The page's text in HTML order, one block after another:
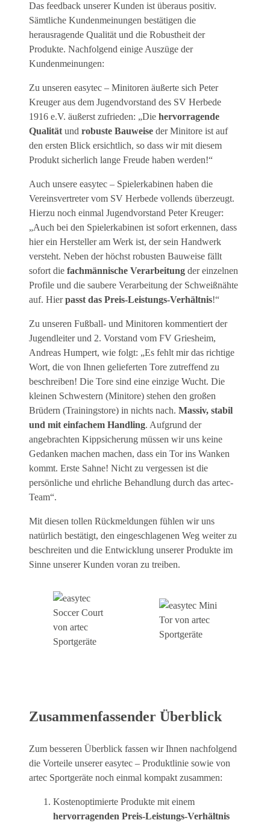
Das feedback unserer Kunden ist überaus positiv.
Sämtliche Kundenmeinungen bestätigen die
herausragende Qualität und die Robustheit der
Produkte. Nachfolgend einige Auszüge der
Kundenmeinungen:
Zu unseren easytec – Minitoren äußerte sich Peter
Kreuger aus dem Jugendvorstand des SV Herbede
1916 e.V. äußerst zufrieden: „Die hervorragende
Qualität und robuste Bauweise der Minitore ist auf
den ersten Blick ersichtlich, so dass wir mit diesem
Produkt sicherlich lange Freude haben werden!“
Auch unsere easytec – Spielerkabinen haben die
Vereinsvertreter vom SV Herbede vollends überzeugt.
Hierzu noch einmal Jugendvorstand Peter Kreuger:
„Auch bei den Spielerkabinen ist sofort erkennen, dass
hier ein Hersteller am Werk ist, der sein Handwerk
versteht. Neben der höchst robusten Bauweise fällt
sofort die fachmännische Verarbeitung der einzelnen
Profile und die saubere Verarbeitung der Schweißnähte
auf. Hierpasst das Preis-Leistungs-Verhältnis!“
Zu unseren Fußball- und Minitoren kommentiert der
Jugendleiter und 2. Vorstand vom FV Griesheim,
Andreas Humpert, wie folgt: „Es fehlt mir das richtige
Wort, die von Ihnen gelieferten Tore zutreffend zu
beschreiben! Die Tore sind eine einzige Wucht. Die
kleinen Schwestern (Minitore) stehen den großen
Brüdern (Trainingstore) in nichts nach. Massiv, stabil
und mit einfachem Handling. Aufgrund der
angebrachten Kippsicherung müssen wir uns keine
Gedanken machen machen, dass ein Tor ins Wanken
kommt. Erste Sahne! Nicht zu vergessen ist die
persönliche und ehrliche Behandlung durch das artec-
Team“.
Mit diesen tollen Rückmeldungen fühlen wir uns
natürlich bestätigt, den eingeschlagenen Weg weiter zu
beschreiten und die Entwicklung unserer Produkte im
Sinne unserer Kunden voran zu treiben.
Zusammenfassender Überblick
Zum besseren Überblick fassen wir Ihnen nachfolgend
die Vorteile unserer easytec – Produktlinie sowie von
artec Sportgeräte noch einmal kompakt zusammen:
Kostenoptimierte Produkte mit einem
hervorragenden Preis-Leistungs-Verhältnis